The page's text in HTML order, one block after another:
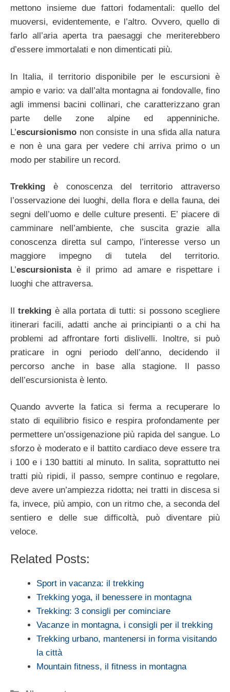
mettono insieme due fattori fodamentali: quello del
muoversi, evidentemente, e l’altro. Ovvero, quello di
farlo all’aria aperta tra paesaggi che meriterebbero
d’essere immortalati e non dimenticati più.
In Italia, il territorio disponibile per le escursioni è
ampio e vario: va dall’alta montagna ai fondovalle, fino
agli immensi bacini collinari, che caratterizzano gran
parte delle zone alpine ed appenniniche.
L’escursionismo non consiste in una sfida alla natura
e non è una gara per vedere chi arriva primo o un
modo per stabilire un record.
Trekking è conoscenza del territorio attraverso
l’osservazione dei luoghi, della flora e della fauna, dei
segni dell’uomo e delle culture presenti. E’ piacere di
camminare nell’ambiente, che suscita grazie alla
conoscenza diretta sul campo, l’interesse verso un
maggiore impegno di tutela del territorio.
L’escursionistaè il primo ad amare e rispettare i
luoghi che attraversa.
Iltrekking è alla portata di tutti: si possono scegliere
itinerari facili, adatti anche ai principianti o a chi ha
problemi ad affrontare forti dislivelli. Inoltre, si può
praticare in ogni periodo dell’anno, decidendo il
percorso anche in base alla stagione. Il passo
dell’escursionista è lento.
Quando avverte la fatica si ferma a recuperare lo
stato di equilibrio fisico e respira profondamente per
permettere un’ossigenazione più rapida del sangue. Lo
sforzo è moderato e il battito cardiaco deve essere tra
i 100 e i 130 battiti al minuto. In salita, soprattutto nei
tratti più ripidi, il passo, sempre continuo e regolare,
deve avere un’ampiezza ridotta; nei tratti in discesa si
fa, invece, più ampio, con un ritmo che, a seconda del
sentiero e delle sue difficoltà, può diventare più
veloce.
Related Posts:
Sport in vacanza: il trekking
Trekking yoga, il benessere in montagna
Trekking: 3 consigli per cominciare
Vacanze in montagna, i consigli per il trekking
Trekking urbano, mantenersi in forma visitando
la città
Mountain fitness, il fitness in montagna